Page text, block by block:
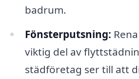
badrum.
Fönsterputsning:
viktig del av
städföretag ser till att